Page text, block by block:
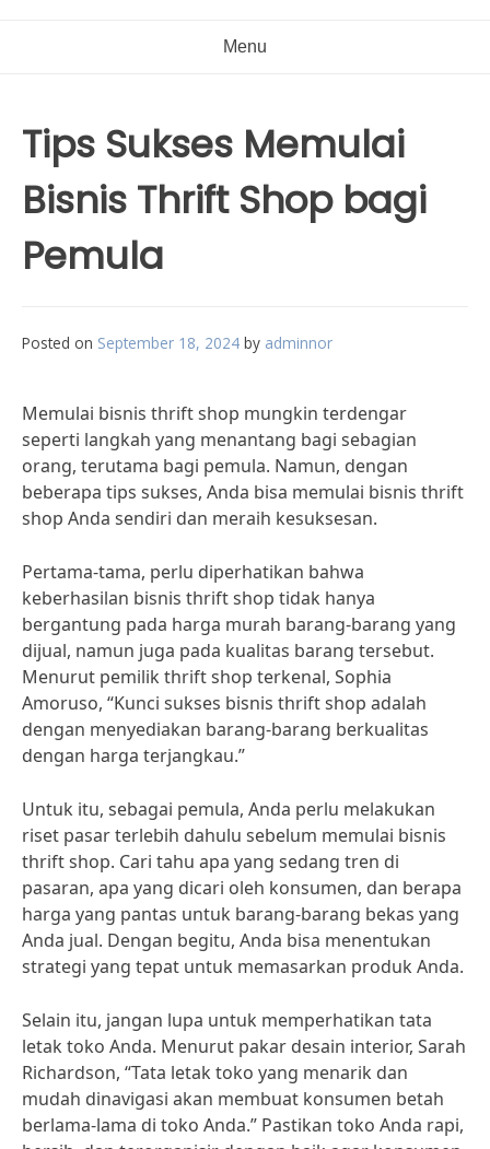
Menu
Tips Sukses Memulai
Bisnis Thrift Shop bagi
Pemula
Posted on September 18, 2024 by adminnor
Memulai bisnis thrift shop mungkin terdengar
seperti langkah yang menantang bagi sebagian
orang, terutama bagi pemula. Namun, dengan
beberapa tips sukses, Anda bisa memulai bisnis thrift
shop Anda sendiri dan meraih kesuksesan.
Pertama-tama, perlu diperhatikan bahwa
keberhasilan bisnis thrift shop tidak hanya
bergantung pada harga murah barang-barang yang
dijual, namun juga pada kualitas barang tersebut.
Menurut pemilik thrift shop terkenal, Sophia
Amoruso, “Kunci sukses bisnis thrift shop adalah
dengan menyediakan barang-barang berkualitas
dengan harga terjangkau.”
Untuk itu, sebagai pemula, Anda perlu melakukan
riset pasar terlebih dahulu sebelum memulai bisnis
thrift shop. Cari tahu apa yang sedang tren di
pasaran, apa yang dicari oleh konsumen, dan berapa
harga yang pantas untuk barang-barang bekas yang
Anda jual. Dengan begitu, Anda bisa menentukan
strategi yang tepat untuk memasarkan produk Anda.
Selain itu, jangan lupa untuk memperhatikan tata
letak toko Anda. Menurut pakar desain interior, Sarah
Richardson, “Tata letak toko yang menarik dan
mudah dinavigasi akan membuat konsumen betah
berlama-lama di toko Anda.” Pastikan toko Anda rapi,